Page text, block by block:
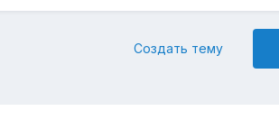
Создать тему